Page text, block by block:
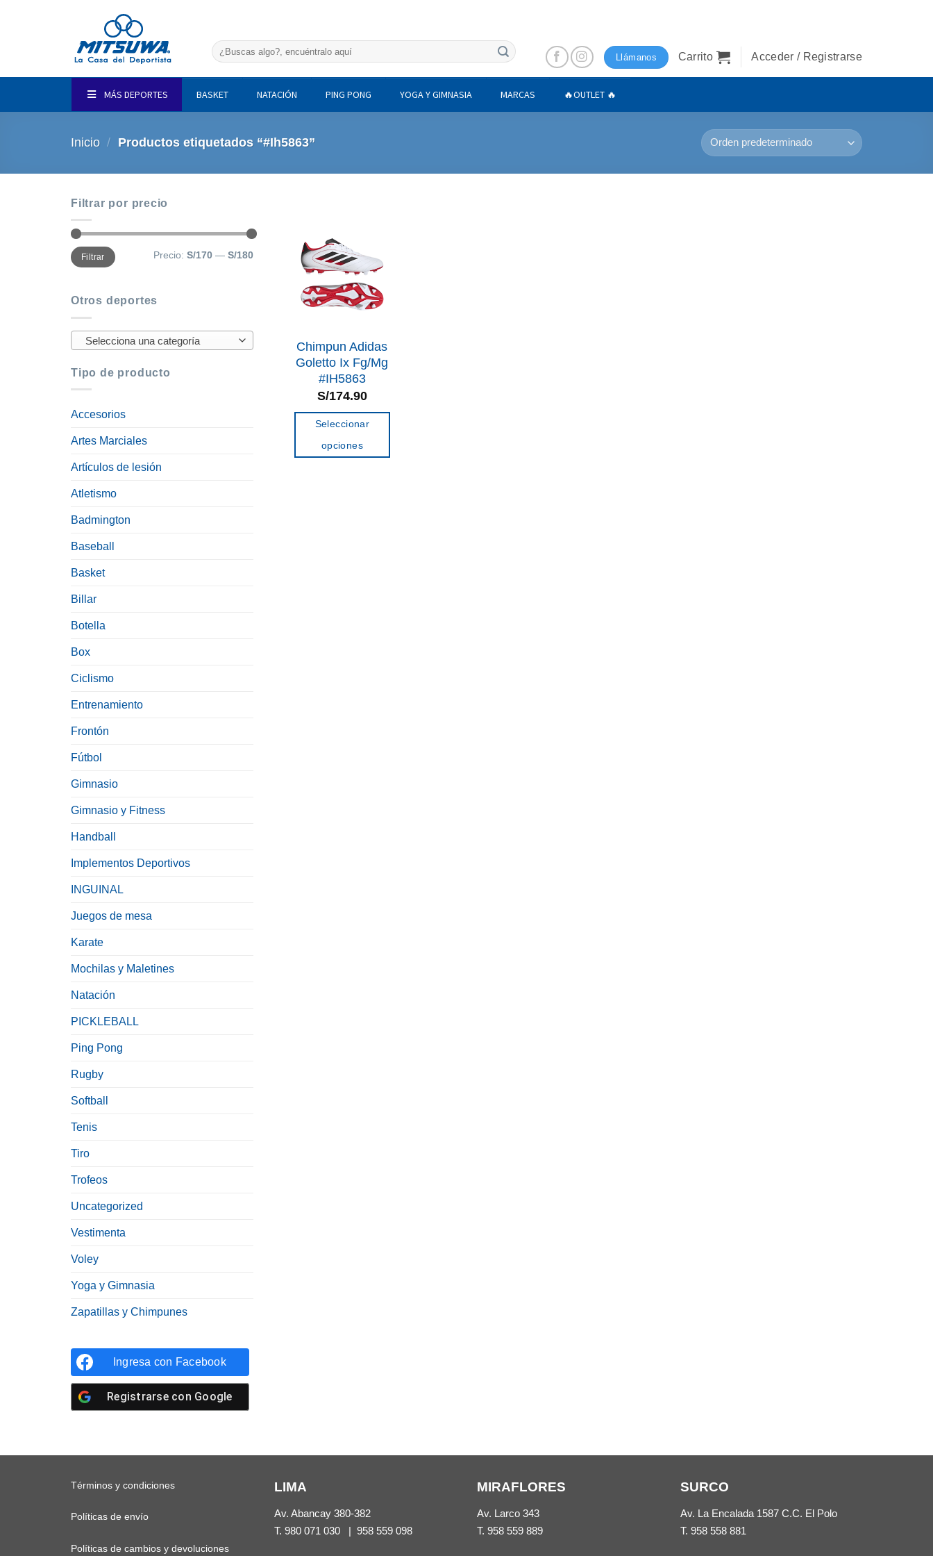
Buscar
por:
Llámanos Carrito Acceder / Registrarse
MÁS DEPORTES BASKET NATACIÓN PING PONG YOGA Y GIMNASIA MARCAS 🔥OUTLET 🔥
Inicio / Productos etiquetados “#Ih5863”
Filtrar por precio
Precio
mínimo
Precio
máximo
Filtrar Precio: S/170— S/180
Otros deportes
Selecciona una categoría
Tipo de producto
Accesorios
Artes Marciales
Artículos de lesión
Atletismo
Badmington
Baseball
Basket
Billar
Botella
Box
Ciclismo
Entrenamiento
Frontón
Fútbol
Gimnasio
Gimnasio y Fitness
Handball
Implementos Deportivos
INGUINAL
Juegos de mesa
Karate
Mochilas y Maletines
Natación
PICKLEBALL
Ping Pong
Rugby
Softball
Tenis
Tiro
Trofeos
Uncategorized
Vestimenta
Voley
Yoga y Gimnasia
Zapatillas y Chimpunes
Ingresa con Facebook
Registrarse con Google
Chimpun Adidas
Goletto Ix Fg/Mg
#IH5863
S/174.90
Seleccionar
opciones
Términos y condiciones
Políticas de envío
Políticas de cambios y devoluciones
LIMA
Av. Abancay 380-382
T. 980 071 030| 958 559 098
MIRAFLORES
Av. Larco 343
T. 958 559 889
SURCO
Av. La Encalada 1587 C.C. El Polo
T. 958 558 881